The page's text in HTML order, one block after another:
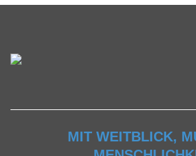
MIT WEITBLICK,